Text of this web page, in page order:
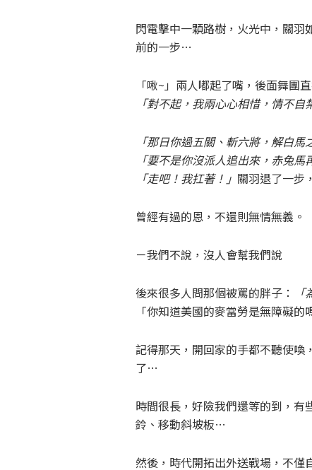
閃電擊中一顆路樹，火光中，關
前的一步…
「啾~」兩人嘟起了嘴，後面舞團
「對不起，我兩心心相惜，情不自
「那日你過五關、斬六將，解白
「要不是你沒派人追出來，赤兔
「走吧！我扛著！」 關羽退了一步
曾經有過的恩，不還則無情無義。
－我們不說，沒人會幫我們說
後來很多人問那個被罵的胖子：
「你知道美國的麥當勞是無障礙
記得那天，開回家的手都不聽使喚
了…
時間很長，好險我們還等的到，
鈴、移動斜坡板…
然後，時代開拓出外送戰場，不僅